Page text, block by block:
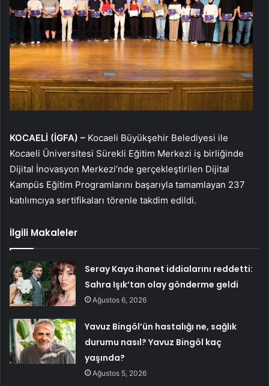
KOCAELİ (İGFA) – Kocaeli Büyükşehir Belediyesi ile
Kocaeli Üniversitesi Sürekli Eğitim Merkezi iş birliğinde
Dijital İnovasyon Merkezi’nde gerçekleştirilen Dijital
Kampüs Eğitim Programlarını başarıyla tamamlayan 237
katılımcıya sertifikaları törenle takdim edildi.
İlgili Makaleler
Seray Kaya ihanet iddialarını reddetti:
Sahra Işık’tan olay gönderme geldi
Ağustos 6, 2026
Yavuz Bingöl’ün hastalığı ne, sağlık
durumu nasıl? Yavuz Bingöl kaç
yaşında?
Ağustos 5, 2026